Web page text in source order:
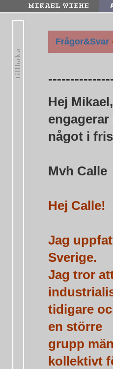
Frågor&Svar
Hej
engagerar
något i
Mvh Calle
Hej Calle!
Jag
Sverige.
Jag tror
tidigare
en större
grupp
kollektivt